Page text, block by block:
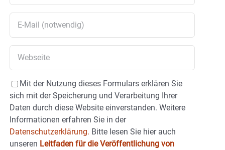
Mit der Nutzung dieses Formulars erklären Sie
sich mit der Speicherung und Verarbeitung Ihrer
Daten durch diese Website einverstanden. Weitere
Informationen erfahren Sie in der
Datenschutzerklärung. Bitte lesen Sie hier auch
unseren Leitfaden für die Veröffentlichung von